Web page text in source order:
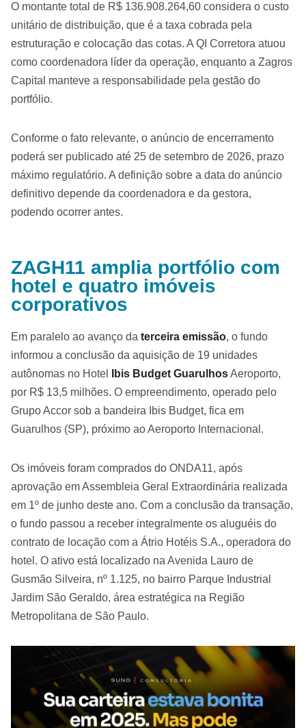
O montante total de R$ 136.908.264,60 considera o custo
unitário de distribuição, que é a taxa cobrada pela
estruturação e colocação das cotas. A QI Corretora atuou
como coordenadora líder da operação, enquanto a Zagros
Capital manteve a responsabilidade pela gestão do
portfólio.
Conforme o fato relevante, o anúncio de encerramento
poderá ser publicado até 25 de setembro de 2026, prazo
máximo regulatório. A definição sobre a data do anúncio
definitivo depende da coordenadora e da gestora,
podendo ocorrer antes.
ZAGH11 amplia portfólio com
hotel e quatro imóveis
corporativos
Em paralelo ao avanço da terceira emissão, o fundo
informou a conclusão da aquisição de 19 unidades
autônomas no Hotel
Ibis Budget GuarulhosAeroporto,
por R$ 13,5 milhões. O empreendimento, operado pelo
Grupo Accor sob a bandeira Ibis Budget, fica em
Guarulhos (SP), próximo ao Aeroporto Internacional.
Os imóveis foram comprados do ONDA11, após
aprovação em Assembleia Geral Extraordinária realizada
em 1º de junho deste ano. Com a conclusão da transação,
o fundo passou a receber integralmente os aluguéis do
contrato de locação com a Átrio Hotéis S.A., operadora do
hotel. O ativo está localizado na Avenida Lauro de
Gusmão Silveira, nº 1.125, no bairro Parque Industrial
Jardim São Geraldo, área estratégica na Região
Metropolitana de São Paulo.